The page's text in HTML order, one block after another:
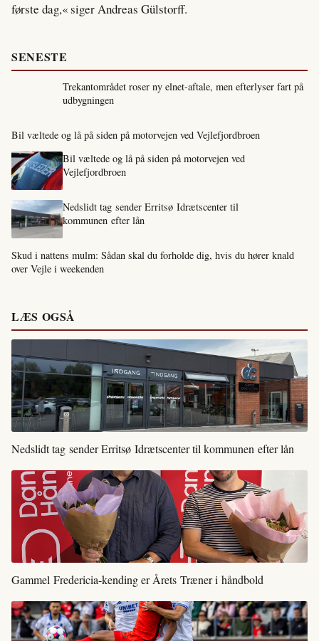
første dag,« siger Andreas Gülstorff.
SENESTE
Trekantområdet roser ny elnet-aftale, men efterlyser fart på
udbygningen
Bil væltede og lå på siden på motorvejen ved Vejlefjordbroen
Bil væltede og lå på siden på motorvejen ved
Vejlefjordbroen
Nedslidt tag sender Erritsø Idrætscenter til
kommunen efter lån
Skud i nattens mulm: Sådan skal du forholde dig, hvis du hører knald
over Vejle i weekenden
LÆS OGSÅ
Nedslidt tag sender Erritsø Idrætscenter til kommunen efter lån
Gammel Fredericia-kending er Årets Træner i håndbold